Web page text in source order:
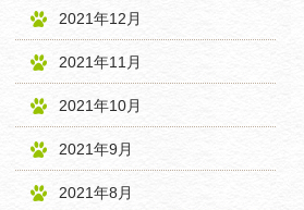
2021年12月
2021年11月
2021年10月
2021年9月
2021年8月